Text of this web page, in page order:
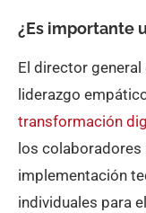
¿Es importante
El director
liderazgo
transformación
los
implementación
individuales para